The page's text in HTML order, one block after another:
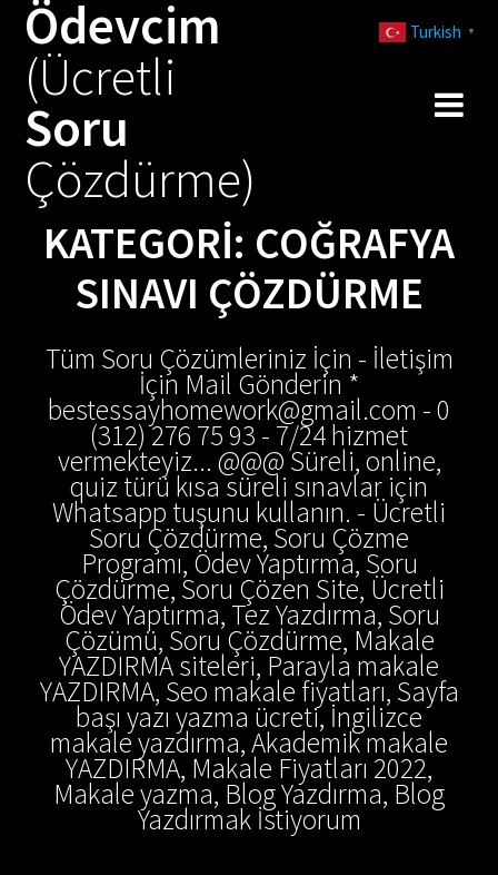
Ödevcim
(Ücretli
Soru
Çözdürme)
KATEGORI: COĞRAFYA
SINAVI ÇÖZDÜRME
Tüm Soru Çözümleriniz İçin - İletişim
İçin Mail Gönderin *
bestessayhomework@gmail.com - 0
(312) 276 75 93 - 7/24 hizmet
vermekteyiz... @@@ Süreli, online,
quiz türü kısa süreli sınavlar için
Whatsapp tuşunu kullanın. - Ücretli
Soru Çözdürme, Soru Çözme
Programı, Ödev Yaptırma, Soru
Çözdürme, Soru Çözen Site, Ücretli
Ödev Yaptırma, Tez Yazdırma, Soru
Çözümü, Soru Çözdürme, Makale
YAZDIRMA siteleri, Parayla makale
YAZDIRMA, Seo makale fiyatları, Sayfa
başı yazı yazma ücreti, İngilizce
makale yazdırma, Akademik makale
YAZDIRMA, Makale Fiyatları 2022,
Makale yazma, Blog Yazdırma, Blog
Yazdırmak İstiyorum
Turkish ▼